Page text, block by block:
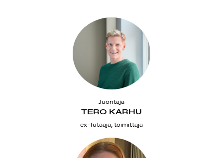
TERO KARHU
Juontaja
ex-futaaja, toimittaja